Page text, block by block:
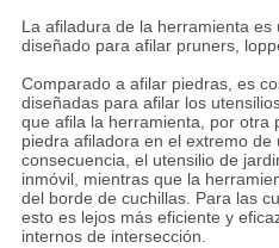
La afiladura de la herramienta
diseñado para afilar pruners,
Comparado a afilar piedras, es
diseñadas para afilar los
que afila la herramienta, por otra
piedra afiladora en el extremo
consecuencia, el utensilio de
inmóvil, mientras que la
del borde de cuchillas. Para las
esto es lejos más eficiente y
internos de intersección.